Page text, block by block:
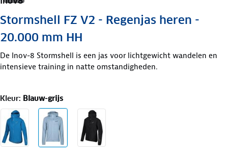
Stormshell FZ V2 - Regenjas heren -
20.000 mm HH
De Inov-8 Stormshell is een jas voor lichtgewicht wandelen en
intensieve training in natte omstandigheden.
Kleur: Blauw-grijs